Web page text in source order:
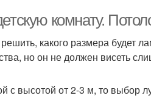
комнату.
какого размера будет
но он не должен висеть
с высотой от 2-3 м, то выбор